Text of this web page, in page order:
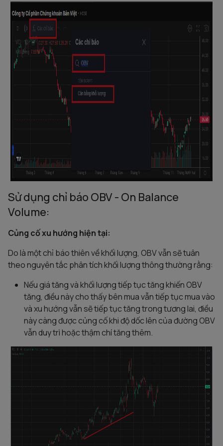
Sử dụng chỉ báo OBV - On Balance
Volume:
Củng cố xu hướng hiện tại:
Do là một chỉ báo thiên về khối lượng, OBV vẫn sẽ tuân
theo nguyên tắc phân tích khối lượng thông thường rằng:
Nếu giá tăng và khối lượng tiếp tục tăng khiến OBV
tăng, điều này cho thấy bên mua vẫn tiếp tục mua vào
và xu hướng vẫn sẽ tiếp tục tăng trong tương lai, điều
này càng được củng cố khi độ dốc lên của đường OBV
vẫn duy trì hoặc thậm chí tăng thêm.